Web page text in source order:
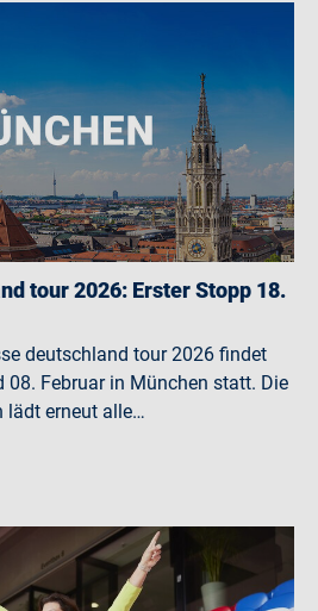
tour 2026: Erster Stopp 18.
deutschland tour 2026 findet
08. Februar in München statt. Die
lädt erneut alle…